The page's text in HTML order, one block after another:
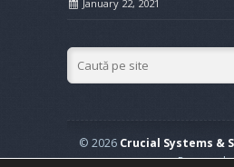
January 22, 2021
© 2026 Crucial Systems &
Reserved.